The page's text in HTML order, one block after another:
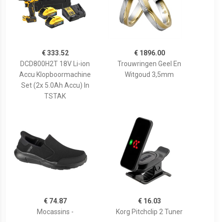
€ 333.52
DCD800H2T 18V Li-ion
Accu Klopboormachine
Set (2x 5.0Ah Accu) In
TSTAK
€ 1896.00
Trouwringen Geel En
Witgoud 3,5mm
€ 74.87
Mocassins -
€ 16.03
Korg Pitchclip 2 Tuner